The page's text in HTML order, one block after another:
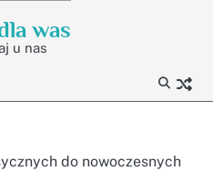
was
u nas
do nowoczesnych